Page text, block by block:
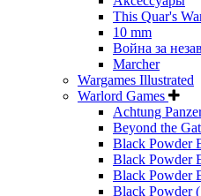
This Quar's
10 mm
Война за
Marcher
Wargames Illustrated
Warlord Games
Achtung
Beyond the
Black Powder
Black Powder
Black Powder
Black Powder